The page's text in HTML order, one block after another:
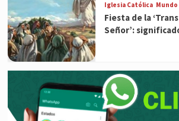
Iglesia Católica Mundo
Fiesta de la
Señor’: